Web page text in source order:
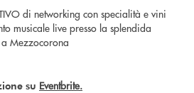
di networking con specialità e vini
musicale live presso la splendida
Mezzocorona
su Eventbrite.